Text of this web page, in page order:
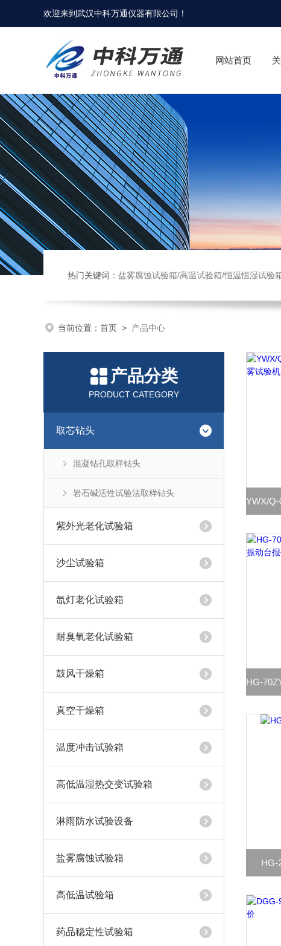
欢迎来到武汉中科万通仪器有限公司 ！
网站首页
热门关键词： 盐雾腐蚀试验箱/高温试验箱/恒温恒湿试验
当前位置： 首页 > 产品中心
产品分类
PRODUCT CATEGORY
取芯钻头
混凝钻孔取样钻头
岩石碱活性试验法取样钻头
紫外光老化试验箱
沙尘试验箱
氙灯老化试验箱
耐臭氧老化试验箱
鼓风干燥箱
真空干燥箱
温度冲击试验箱
高低温湿热交变试验箱
淋雨防水试验设备
盐雾腐蚀试验箱
高低温试验箱
药品稳定性试验箱
HG-